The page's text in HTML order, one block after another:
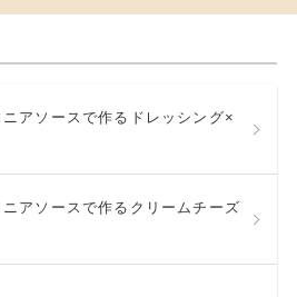
アソースで作るドレッシング×
アソースで作るクリームチーズ